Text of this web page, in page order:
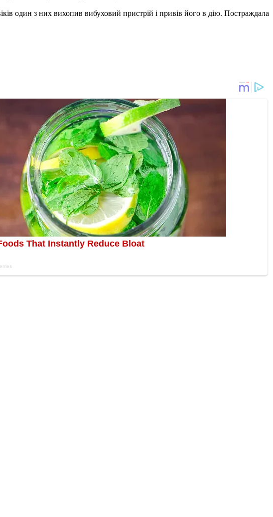
один з них вихопив вибуховий пристрій і привів його в дію. Постраждала